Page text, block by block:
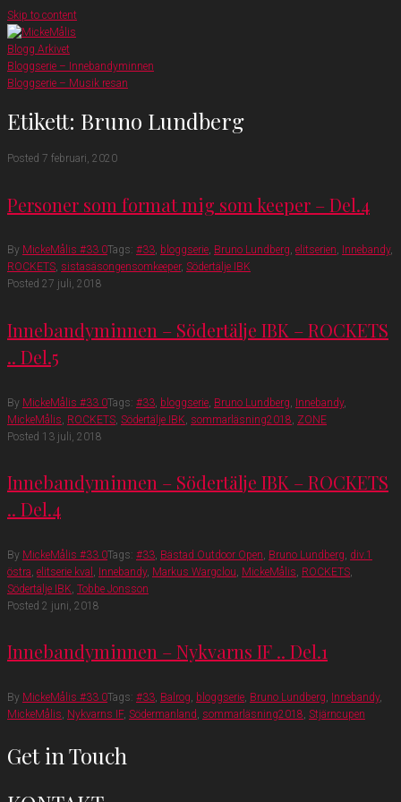
Skip to content
Blogg Arkivet
Bloggserie – Innebandyminnen
Bloggserie – Musik resan
Etikett: Bruno Lundberg
Posted 7 februari, 2020
Personer som format mig som keeper – Del.4
By MickeMålis #33 0Tags: #33, bloggserie, Bruno Lundberg, elitserien, Innebandy,
ROCKETS, sistasäsongensomkeeper, Södertälje IBK
Posted 27 juli, 2018
Innebandyminnen – Södertälje IBK – ROCKETS
.. Del.5
By MickeMålis #33 0Tags: #33 bloggserie Bruno Lundberg Innebandy,
MickeMålis ROCKETS Södertälje IBK sommarläsning2018 ZONE
Posted 13 juli, 2018
Innebandyminnen – Södertälje IBK – ROCKETS
.. Del.4
By MickeMålis #33 0Tags: #33 Bästad Outdoor Open Bruno Lundberg div.1
östra elitserie kval Innebandy, Markus Wargclou MickeMålis ROCKETS
Södertälje IBK Tobbe Jonsson
Posted 2 juni, 2018
Innebandyminnen – Nykvarns IF .. Del.1
By MickeMålis #33 0Tags: #33, Balrog, bloggserie, Bruno Lundberg, Innebandy,
MickeMålis, Nykvarns IF, Södermanland, sommarläsning2018, Stjärncupen
Get in Touch